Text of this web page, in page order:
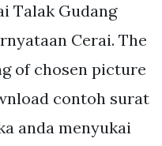
Talak Gudang
Cerai. The
of chosen picture
contoh surat
anda menyukai